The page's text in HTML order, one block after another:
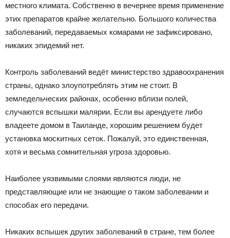
местного климата. Собственно в вечернее время применение
этих препаратов крайне желательно. Большого количества
заболеваний, передаваемых комарами не зафиксировано,
никаких эпидемий нет.
Контроль заболеваний ведёт министерство здравоохранения
страны, однако злоупотреблять этим не стоит. В
земледельческих районах, особенно вблизи полей,
случаются вспышки малярии. Если вы арендуете либо
владеете домом в Таиланде, хорошим решением будет
установка москитных сеток. Пожалуй, это единственная,
хотя и весьма сомнительная угроза здоровью.
Наиболее уязвимыми слоями являются люди, не
представляющие или не знающие о таком заболевании и
способах его передачи.
Никаких вспышек других заболеваний в стране, тем более